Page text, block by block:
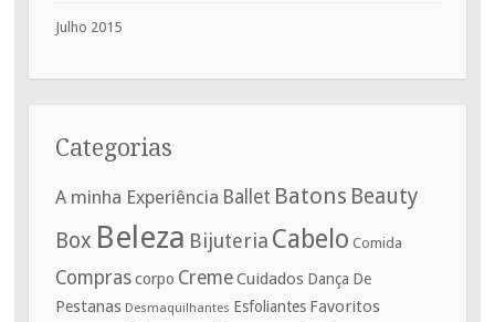
Julho 2015
Categorias
A minha Experiência Ballet Batons Beauty
Box Beleza Bijuteria Cabelo Comida
Comprascorpo CremeCuidados Dança De
Pestanas Desmaquilhantes Esfoliantes Favoritos